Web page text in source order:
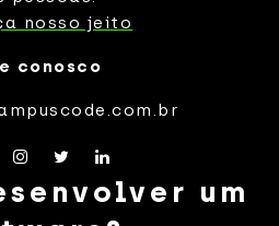
nosso jeito
conosco
um